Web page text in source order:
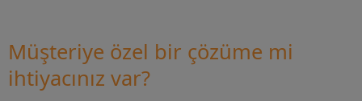
Müşteriye özel bir çözüme mi
ihtiyacınız var?